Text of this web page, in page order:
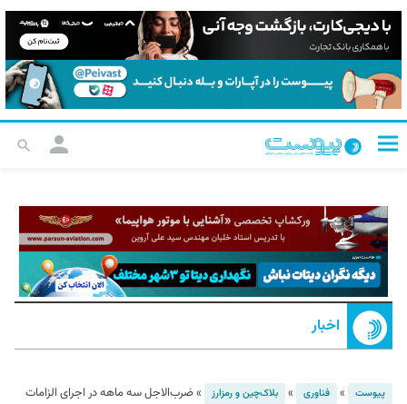
اخبار
پیوست » فناوری » بلاک‌چین و رمزارز »ضرب‌الاجل سه ماهه در اجرای الزامات